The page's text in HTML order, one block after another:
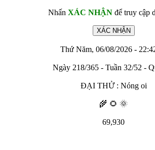
Nhấn XÁC NHẬNđể truy cập
Thứ Năm, 06/08/2026 -
Ngày 218/365 - Tuần 32/52 -
ĐẠI THỬ : Nóng oi
🌾 🌻 🌞
69,930